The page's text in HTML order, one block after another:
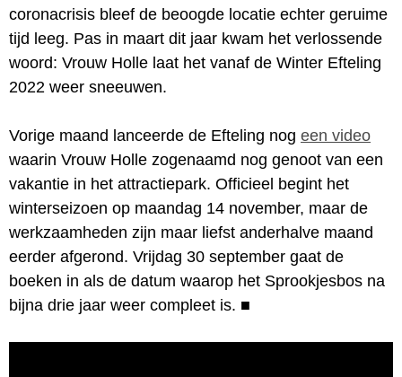
coronacrisis bleef de beoogde locatie echter geruime
tijd leeg. Pas in maart dit jaar kwam het verlossende
woord: Vrouw Holle laat het vanaf de Winter Efteling
2022 weer sneeuwen.
Vorige maand lanceerde de Efteling nog een video
waarin Vrouw Holle zogenaamd nog genoot van een
vakantie in het attractiepark. Officieel begint het
winterseizoen op maandag 14 november, maar de
werkzaamheden zijn maar liefst anderhalve maand
eerder afgerond. Vrijdag 30 september gaat de
boeken in als de datum waarop het Sprookjesbos na
bijna drie jaar weer compleet is. ■